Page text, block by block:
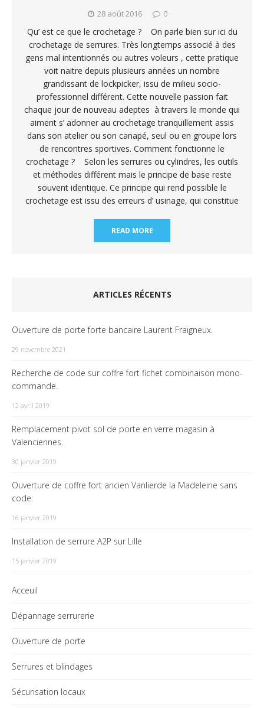
28 août 2016 0
Qu’ est ce que le crochetage ? On parle bien sur ici du
crochetage de serrures. Très longtemps associé à des
gens mal intentionnés ou autres voleurs , cette pratique
voit naitre depuis plusieurs années un nombre
grandissant de lockpicker, issu de milieu socio-
professionnel différent. Cette nouvelle passion fait
chaque jour de nouveau adeptes à travers le monde qui
aiment s’ adonner au crochetage tranquillement assis
dans son atelier ou son canapé, seul ou en groupe lors
de rencontres sportives. Comment fonctionne le
crochetage ? Selon les serrures ou cylindres, les outils
et méthodes différent mais le principe de base reste
souvent identique. Ce principe qui rend possible le
crochetage est issu des erreurs d’ usinage, qui constitue
READ MORE
ARTICLES RÉCENTS
Ouverture de porte forte bancaire Laurent Fraigneux.
29 novembre 2021
Recherche de code sur coffre fort fichet combinaison mono-
commande.
12 avril 2019
Remplacement pivot sol de porte en verre magasin à
Valenciennes.
30 janvier 2019
Ouverture de coffre fort ancien Vanlierde la Madeleine sans
code.
16 janvier 2019
Installation de serrure A2P sur Lille
15 janvier 2019
Acceuil
Dépannage serrurerie
Ouverture de porte
Serrures et blindages
Sécurisation locaux